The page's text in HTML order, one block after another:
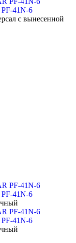
41N-6
с вынесенной
41N-6
41N-6